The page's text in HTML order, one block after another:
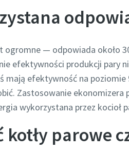
ogromne — odpowiada około
efektywności produkcji pary
mają efektywność na
Zastosowanie
wykorzystana przez kocioł
parowe